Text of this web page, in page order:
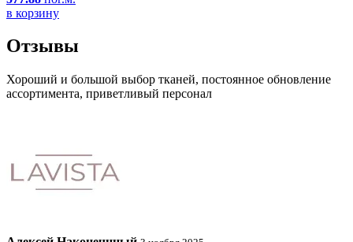
в корзину
Отзывы
Хороший и большой выбор тканей, постоянное обновление
ассортимента, приветливый персонал